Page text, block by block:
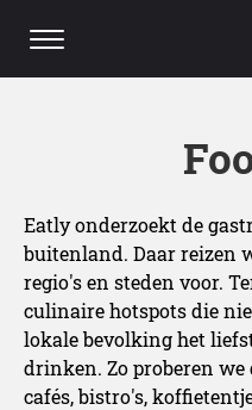
Eatly onderzoekt de
buitenland. Daar reizen
regio's en steden voor.
culinaire hotspots die
lokale bevolking het
drinken. Zo proberen we
cafés, bistro's,